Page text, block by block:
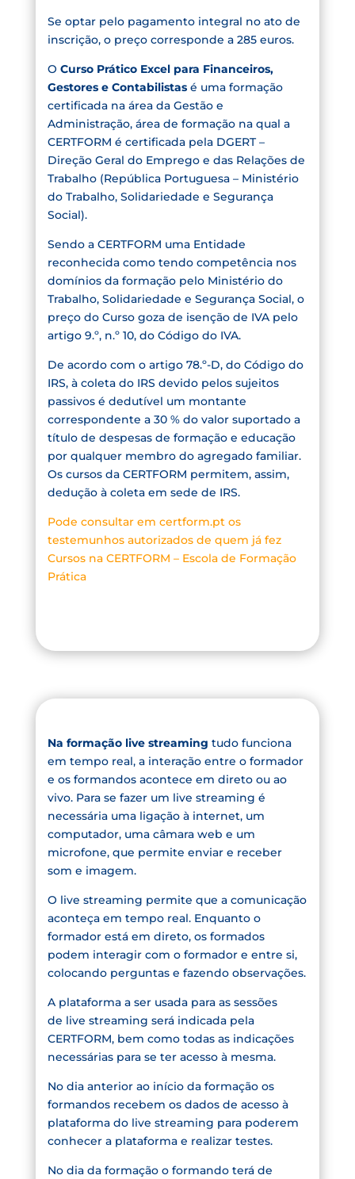
Se optar pelo pagamento integral no ato de
inscrição, o preço corresponde a 285 euros.
O Curso Prático Excel para Financeiros,
Gestores e Contabilistasé uma formação
certificada na área da Gestão e
Administração, área de formação na qual a
CERTFORM é certificada pela DGERT –
Direção Geral do Emprego e das Relações de
Trabalho (República Portuguesa – Ministério
do Trabalho, Solidariedade e Segurança
Social).
Sendo a CERTFORM uma Entidade
reconhecida como tendo competência nos
domínios da formação pelo Ministério do
Trabalho, Solidariedade e Segurança Social, o
preço do Curso goza de isenção de IVA pelo
artigo 9.º, n.º 10, do Código do IVA.
De acordo com o artigo 78.º-D, do Código do
IRS, à coleta do IRS devido pelos sujeitos
passivos é dedutível um montante
correspondente a 30 % do valor suportado a
título de despesas de formação e educação
por qualquer membro do agregado familiar.
Os cursos da CERTFORM permitem, assim,
dedução à coleta em sede de IRS.
Pode consultar em certform.pt os
testemunhos autorizados de quem já fez
Cursos na CERTFORM – Escola de Formação
Prática
Na formação live streaming tudo funciona
em tempo real, a interação entre o formador
e os formandos acontece em direto ou ao
vivo. Para se fazer um live streaming é
necessária uma ligação à internet, um
computador, uma câmara web e um
microfone, que permite enviar e receber
som e imagem.
O live streaming permite que a comunicação
aconteça em tempo real. Enquanto o
formador está em direto, os formados
podem interagir com o formador e entre si,
colocando perguntas e fazendo observações.
A plataforma a ser usada para as sessões
de live streaming será indicada pela
CERTFORM, bem como todas as indicações
necessárias para se ter acesso à mesma.
No dia anterior ao início da formação os
formandos recebem os dados de acesso à
plataforma do live streaming para poderem
conhecer a plataforma e realizar testes.
No dia da formação o formando terá de